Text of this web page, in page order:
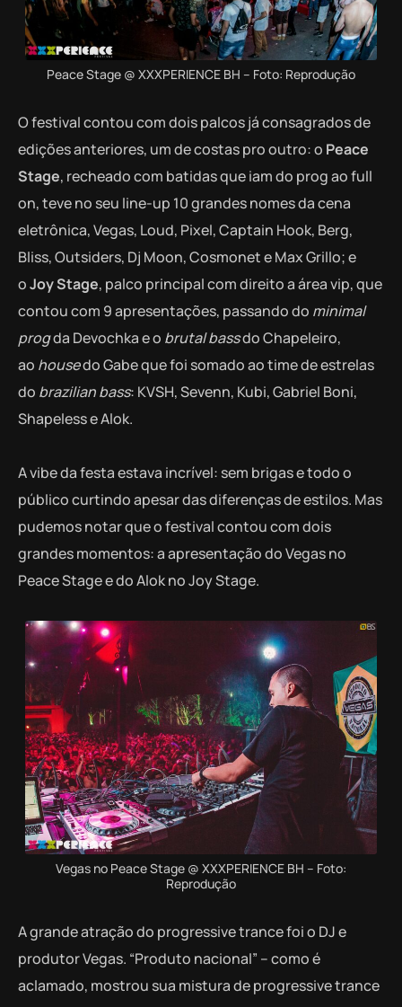
Peace Stage @ XXXPERIENCE BH – Foto: Reprodução
O festival contou com dois palcos já consagrados de
edições anteriores, um de costas pro outro: o Peace
Stage, recheado com batidas que iam do prog ao full
on, teve no seu line-up 10 grandes nomes da cena
eletrônica, Vegas, Loud, Pixel, Captain Hook, Berg,
Bliss, Outsiders, Dj Moon, Cosmonet e Max Grillo; e
oJoy Stage, palco principal com direito a área vip, que
contou com 9 apresentações, passando do minimal
progda Devochka e o brutal bassdo Chapeleiro,
ao housedo Gabe que foi somado ao time de estrelas
do brazilian bass: KVSH, Sevenn, Kubi, Gabriel Boni,
Shapeless e Alok.
A vibe da festa estava incrível: sem brigas e todo o
público curtindo apesar das diferenças de estilos. Mas
pudemos notar que o festival contou com dois
grandes momentos: a apresentação do Vegas no
Peace Stage e do Alok no Joy Stage.
Vegas no Peace Stage @ XXXPERIENCE BH – Foto:
Reprodução
A grande atração do progressive trance foi o DJ e
produtor Vegas. “Produto nacional” – como é
aclamado, mostrou sua mistura de progressive trance